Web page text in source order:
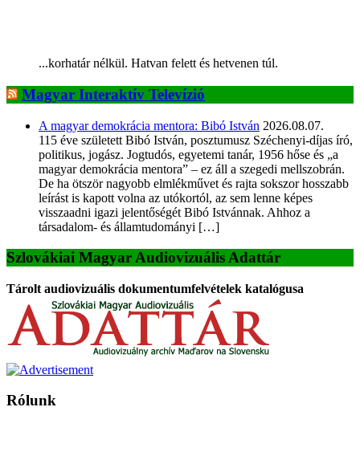
...korhatár nélkül. Hatvan felett és hetvenen túl.
Magyar Interaktív Televízió
A magyar demokrácia mentora: Bibó István 2026.08.07.
115 éve született Bibó István, posztumusz Széchenyi-díjas író,
politikus, jogász. Jogtudós, egyetemi tanár, 1956 hőse és „a
magyar demokrácia mentora” – ez áll a szegedi mellszobrán.
De ha ötször nagyobb elmlékművet és rajta sokszor hosszabb
leírást is kapott volna az utókortól, az sem lenne képes
visszaadni igazi jelentőségét Bibó Istvánnak. Ahhoz a
társadalom- és államtudományi […]
Szlovákiai Magyar Audiovizuális Adattár
Tárolt audiovizuális dokumentumfelvételek katalógusa
Rólunk